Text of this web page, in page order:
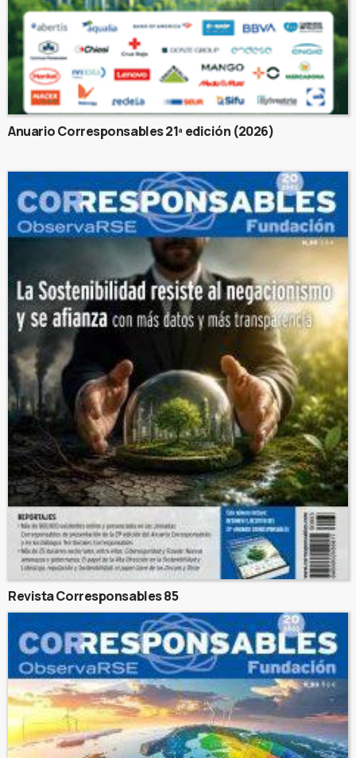
Anuario Corresponsables 21ª edición (2026)
Revista Corresponsables 85